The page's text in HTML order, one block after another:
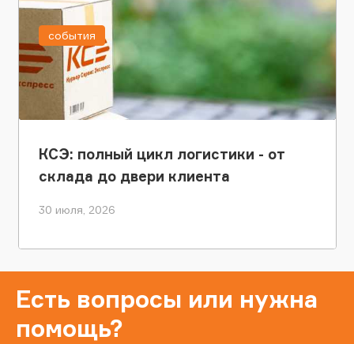
КСЭ: полный цикл логистики - от
склада до двери клиента
30 июля, 2026
события
Есть вопросы или нужна
помощь?